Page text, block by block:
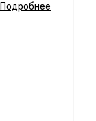
Подробнее